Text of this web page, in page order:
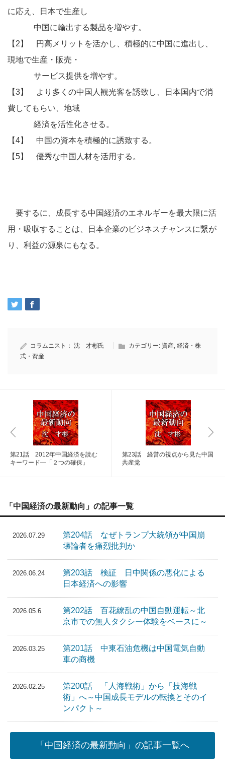
に応え、日本で生産し
中国に輸出する製品を増やす。
【2】 円高メリットを活かし、積極的に中国に進出し、
現地で生産・販売・
サービス提供を増やす。
【3】 より多くの中国人観光客を誘致し、日本国内で消
費してもらい、地域
経済を活性化させる。
【4】 中国の資本を積極的に誘致する。
【5】 優秀な中国人材を活用する。
要するに、成長する中国経済のエネルギーを最大限に活
用・吸収することは、日本企業のビジネスチャンスに繋が
り、利益の源泉にもなる。
コラムニスト： 沈 才彬氏 カテゴリー: 資産, 経済・株
式・資産
第21話 2012年中国経済を読む
キーワード―「２つの確保」
第23話 経営の視点から見た中国
共産党
「中国経済の最新動向」の記事一覧
2026.07.29
第204話 なぜトランプ大統領が中国崩
壊論者を痛烈批判か
2026.06.24
第203話 検証 日中関係の悪化による
日本経済への影響
2026.05.6
第202話 百花繚乱の中国自動運転～北
京市での無人タクシー体験をベースに～
2026.03.25
第201話 中東石油危機は中国電気自動
車の商機
2026.02.25
第200話 「人海戦術」から「技海戦
術」へ～中国成長モデルの転換とそのイ
ンパクト～
「中国経済の最新動向」の記事一覧へ